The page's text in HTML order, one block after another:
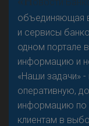
объединяющая
и сервисы
одном портале
информацию и
«Наши задачи»
оперативную,
информацию по
клиентам в